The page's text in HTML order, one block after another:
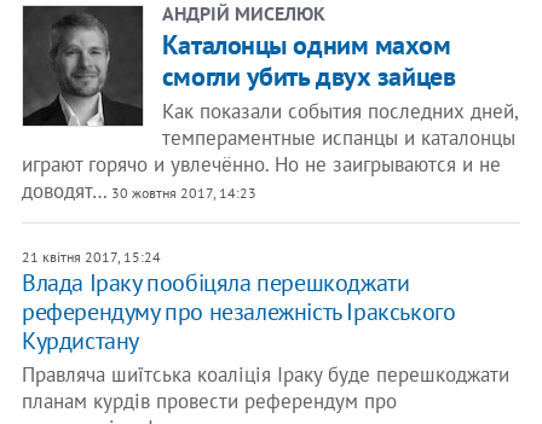
АНДРІЙ МИСЕЛЮК
Каталонцы одним махом
смогли убить двух зайцев
Как показали события последних дней,
темпераментные испанцы и каталонцы
играют горячо и увлечённо. Но не заигрываются и не
доводят… 30 жовтня 2017, 14:23
21 квітня 2017, 15:24
Влада Іраку пообіцяла перешкоджати
референдуму про незалежність Іракського
Курдистану
Правляча шиїтська коаліція Іраку буде перешкоджати
планам курдів провести референдум про